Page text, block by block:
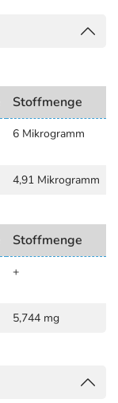
Stoffmenge
6 Mikrogramm
4,91 Mikrogramm
Stoffmenge
+
5,744 mg